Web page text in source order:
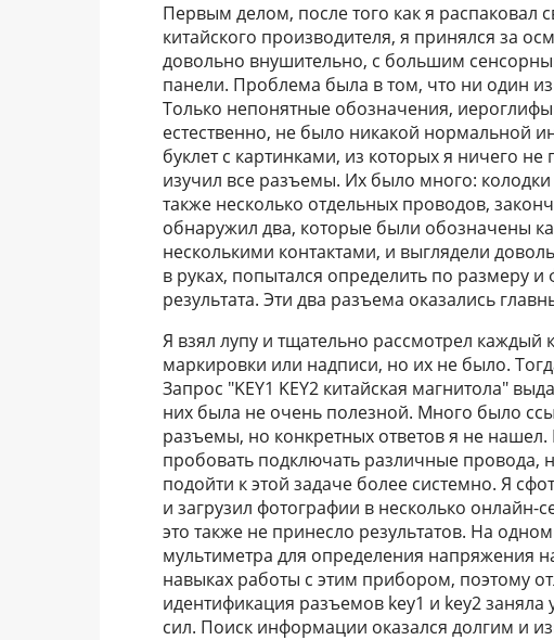
Первым делом, после того как я распаковал
китайского производителя, я принялся за
довольно внушительно, с большим
панели. Проблема была в том, что ни один
Только непонятные обозначения,
естественно, не было никакой нормальной
буклет с картинками, из которых я ничего
изучил все разъемы. Их было много:
также несколько отдельных проводов,
обнаружил два, которые были обозначены
несколькими контактами, и выглядели
в руках, попытался определить по размеру
результата. Эти два разъема оказались
Я взял лупу и тщательно рассмотрел каждый
маркировки или надписи, но их не было.
Запрос "KEY1 KEY2 китайская магнитола"
них была не очень полезной. Много было
разъемы, но конкретных ответов я не
пробовать подключать различные провода,
подойти к этой задаче более системно. Я
и загрузил фотографии в несколько
это также не принесло результатов. На
мультиметра для определения напряжения
навыках работы с этим прибором, поэтому
идентификация разъемов key1 и key2
сил. Поиск информации оказался долгим и